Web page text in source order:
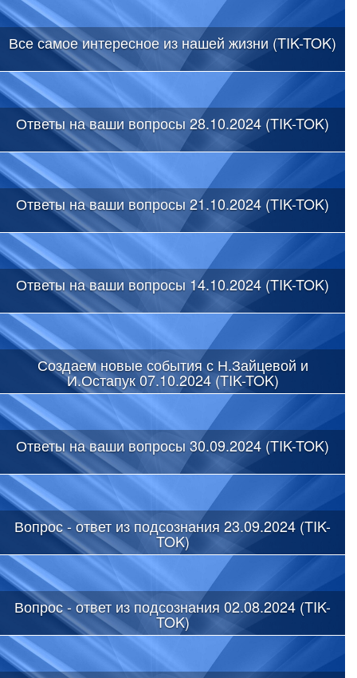
Все самое интересное из нашей жизни (TIK-TOK)
Ответы на ваши вопросы 28.10.2024 (TIK-TOK)
Ответы на ваши вопросы 21.10.2024 (TIK-TOK)
Ответы на ваши вопросы 14.10.2024 (TIK-TOK)
Создаем новые события с Н.Зайцевой и
И.Остапук 07.10.2024 (TIK-TOK)
Ответы на ваши вопросы 30.09.2024 (TIK-TOK)
Вопрос - ответ из подсознания 23.09.2024 (TIK-
TOK)
Вопрос - ответ из подсознания 02.08.2024 (TIK-
TOK)